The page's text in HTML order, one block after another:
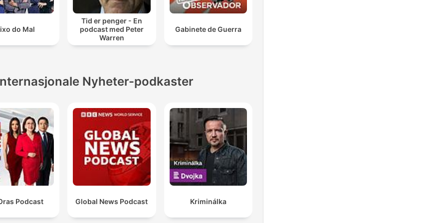
do Mal
Tid er penger - En
podcast med Peter
Warren
Gabinete de Guerra
Nyheter-podkaster
Podcast Global News Podcast Kriminálka